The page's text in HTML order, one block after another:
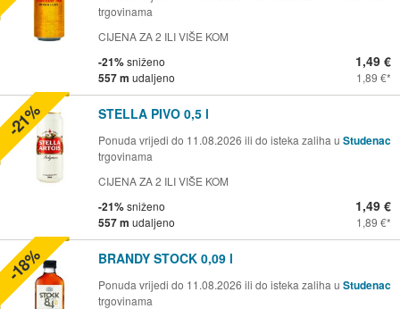
trgovinama
CIJENA ZA 2 ILI VIŠE KOM
-21%sniženo
557 m udaljeno
1,49 €
1,89 €
STELLA PIVO 0,5 l
Ponuda vrijedi do 11.08.2026 ili do isteka zaliha u Studenac
trgovinama
CIJENA ZA 2 ILI VIŠE KOM
-21%sniženo
557 m udaljeno
1,49 €
1,89 €
-21%
BRANDY STOCK 0,09 l
Ponuda vrijedi do 11.08.2026 ili do isteka zaliha u Studenac
trgovinama
-18%